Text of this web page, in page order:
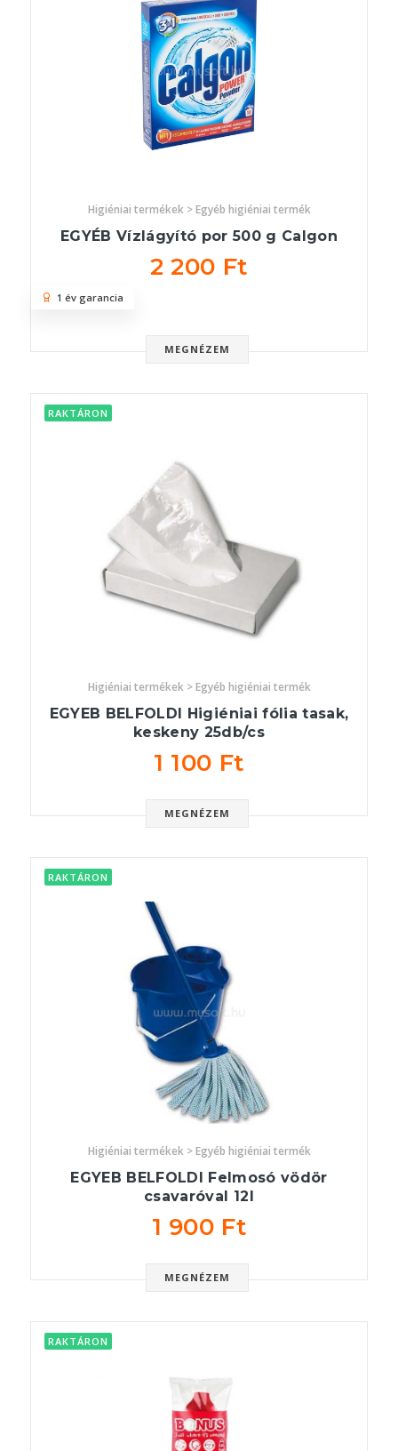
Higiéniai termékek > Egyéb higiéniai termék
EGYÉB Vízlágyító por 500 g Calgon
2 200 Ft
MEGNÉZEM
1 év garancia
RAKTÁRON
Higiéniai termékek > Egyéb higiéniai termék
EGYEB BELFOLDI Higiéniai fólia tasak,
keskeny 25db/cs
1 100 Ft
MEGNÉZEM
RAKTÁRON
Higiéniai termékek > Egyéb higiéniai termék
EGYEB BELFOLDI Felmosó vödör
csavaróval 12l
1 900 Ft
MEGNÉZEM
RAKTÁRON